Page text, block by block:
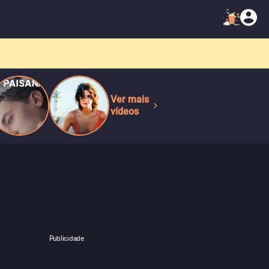
Ver mais
vídeos
Publicidade